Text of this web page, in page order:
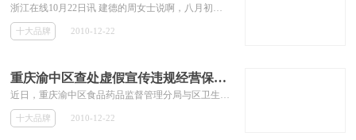
十大品牌 2010-12-22
重庆渝中区查处虚假宣传违规经营保健食品
十大品牌 2010-12-22